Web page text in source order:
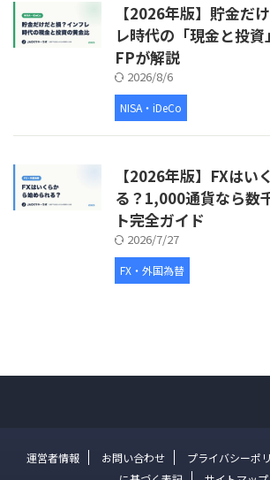
【2026年版】貯金だ
レ時代の「現金と投
FPが解説
2026/8/6
NISA・iDeCo
【2026年版】FXはい
る？1,000通貨なら数
ト完全ガイド
2026/7/27
FX・外国為替
運営者情報 お問い合わせ プライバシーポ